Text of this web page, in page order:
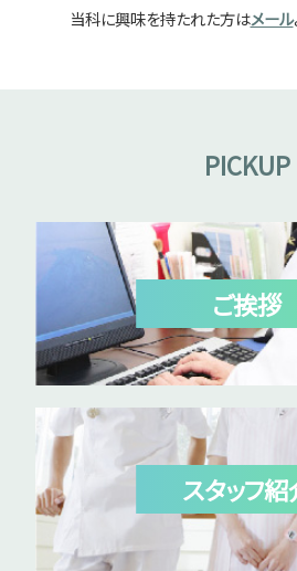
当科に興味を持たれた方はメール
PICKUP
ご挨拶
スタッフ